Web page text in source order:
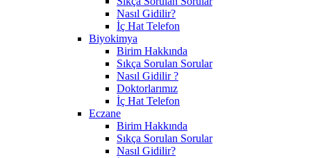
Nasıl Gidilir?
İç Hat Telefon
Biyokimya
Birim Hakkında
Sıkça Sorulan Sorular
Nasıl Gidilir ?
Doktorlarımız
İç Hat Telefon
Eczane
Birim Hakkında
Sıkça Sorulan Sorular
Nasıl Gidilir?